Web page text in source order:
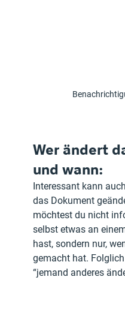
Wer ändert
und wann:
Interessant kann
das Dokument
möchtest du nicht
selbst etwas an
hast, sondern nur,
gemacht hat.
“jemand anderes